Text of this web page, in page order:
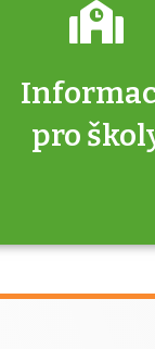
pro
Víte, že jako